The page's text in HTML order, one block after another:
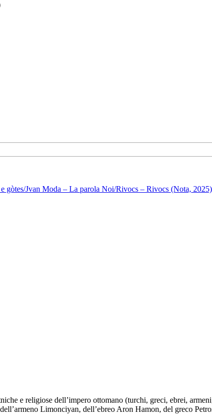
gòtes/Jvan Moda – La parola Noi/Rivocs – Rivocs (Nota, 2025)
e religiose dell’impero ottomano (turchi, greci, ebrei,
Limonciyan, dell’ebreo Aron Hamon, del greco